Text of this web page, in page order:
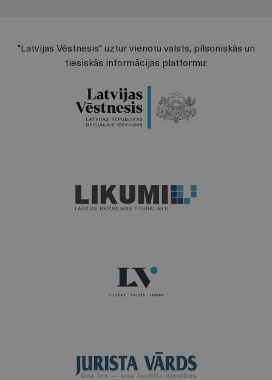
"Latvijas Vēstnesis" uztur vienotu valsts, pilsoniskās un
tiesiskās informācijas platformu: